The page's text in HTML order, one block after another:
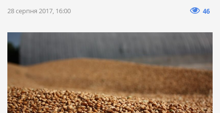
28 серпня 2017, 16:00 46